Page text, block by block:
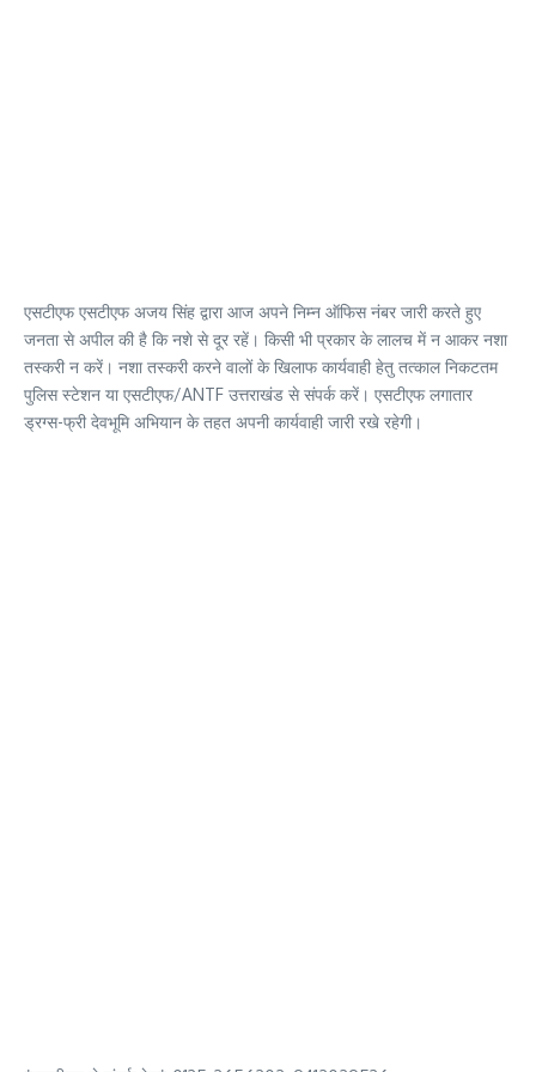
एसटीएफ एसटीएफ अजय सिंह द्वारा आज अपने निम्न ऑफिस नंबर जारी करते हुए
जनता से अपील की है कि नशे से दूर रहें। किसी भी प्रकार के लालच में न आकर नशा
तस्करी न करें। नशा तस्करी करने वालों के खिलाफ कार्यवाही हेतु तत्काल निकटतम
पुलिस स्टेशन या एसटीएफ/ANTF उत्तराखंड से संपर्क करें। एसटीएफ लगातार
ड्रग्स-फ्री देवभूमि अभियान के तहत अपनी कार्यवाही जारी रखे रहेगी।